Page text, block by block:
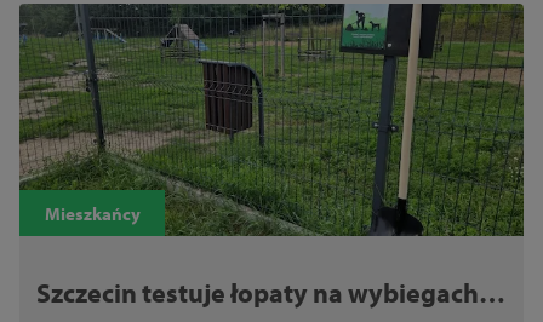
Mieszkańcy
Szczecin testuje łopaty na wybiegach